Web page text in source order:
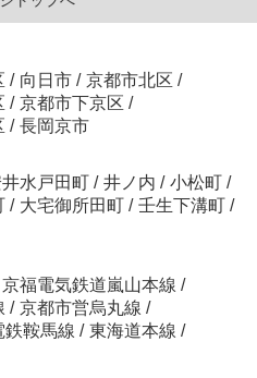
/ 向日市 / 京都市北区 /
/ 京都市下京区 /
/ 長岡京市
水戸田町 / 井ノ内 / 小松町 /
/ 大宅御所田町 / 壬生下溝町 /
京福電気鉄道嵐山本線 /
/ 京都市営烏丸線 /
鉄鞍馬線 / 東海道本線 /